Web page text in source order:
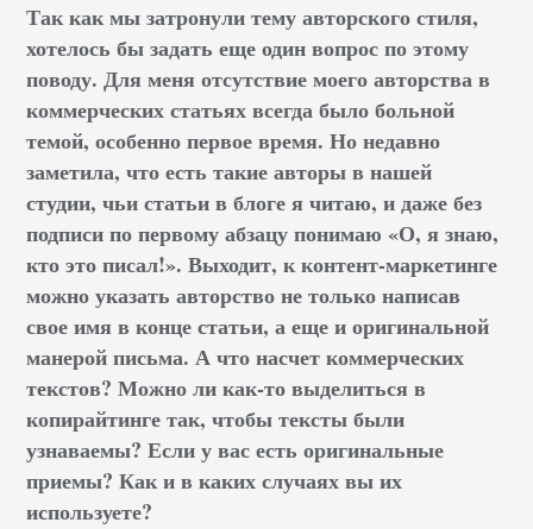
Так как мы затронули тему авторского стиля,
хотелось бы задать еще один вопрос по этому
поводу. Для меня отсутствие моего авторства в
коммерческих статьях всегда было больной
темой, особенно первое время. Но недавно
заметила, что есть такие авторы в нашей
студии, чьи статьи в блоге я читаю, и даже без
подписи по первому абзацу понимаю «О, я знаю,
кто это писал!». Выходит, к контент-маркетинге
можно указать авторство не только написав
свое имя в конце статьи, а еще и оригинальной
манерой письма. А что насчет коммерческих
текстов? Можно ли как-то выделиться в
копирайтинге так, чтобы тексты были
узнаваемы? Если у вас есть оригинальные
приемы? Как и в каких случаях вы их
используете?